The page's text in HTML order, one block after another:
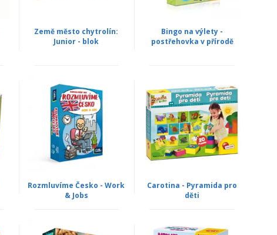
Země město chytrolín:
Junior - blok
Bingo na výlety -
postřehovka v přírodě
Rozmluvíme Česko - Work
& Jobs
Carotina - Pyramida pro
děti